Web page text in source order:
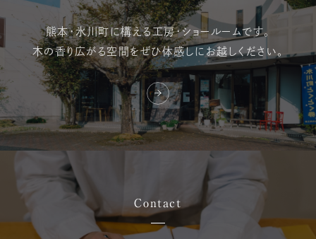
熊本・氷川町に構える工房・ショールームです。
木の香り広がる空間をぜひ体感しにお越しください。
Contact